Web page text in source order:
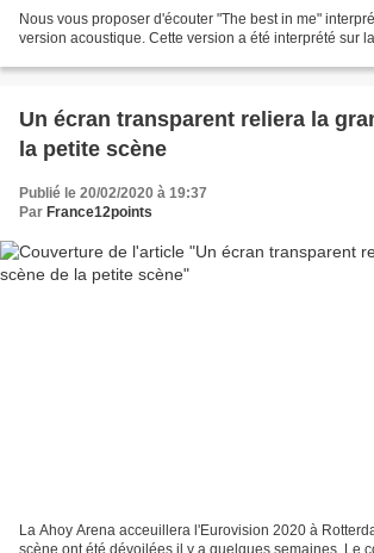
Nous vous proposer d'écouter "The best in me"
version acoustique. Cette version a été interprété sur la
Un écran transparent reliera la
la petite scène
Publié le 20/02/2020 à 19:37
Par France12points
La Ahoy Arena acceuillera l'Eurovision 2020 à
scène ont été dévoilées il y a quelques semaines. Le